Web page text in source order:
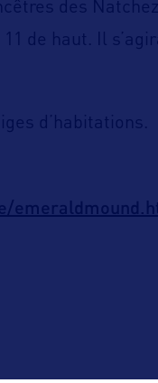
des
de haut. Il
d’habitations.